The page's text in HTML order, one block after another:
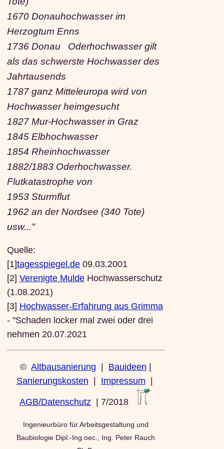
1670 Donauhochwasser im
Herzogtum Enns
1736 Donau Oderhochwasser gilt
als das schwerste Hochwasser des
Jahrtausends
1787 ganz Mitteleuropa wird von
Hochwasser heimgesucht
1827 Mur-Hochwasser in Graz
1845 Elbhochwasser
1854 Rheinhochwasser
1882/1883 Oderhochwasser.
Flutkatastrophe von
1953 Sturmflut
1962 an der Nordsee (340 Tote)
usw..."
Quelle:
[1]tagesspiegel.de09.03.2001
[2] Verenigte MuldeHochwasserschutz
(1.08.2021)
[3] Hochwasser-Erfahrung aus Grimma
- "Schaden locker mal zwei oder drei
nehmen 20.07.2021
©Altbausanierung | Bauideen |
Sanierungskosten | Impressum |
AGB/Datenschutz | 7/2018
Ingenieurbüro für Arbeitsgestaltung und
Baubiologie Dipl.-Ing.oec., Ing. Peter Rauch